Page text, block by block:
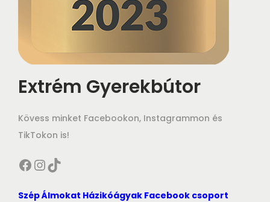
Extrém Gyerekbútor
Kövess minket Facebookon, Instagrammon és
TikTokon is!
Facebook InstagramTikTok
Szép Álmokat Házikóágyak Facebook csoport